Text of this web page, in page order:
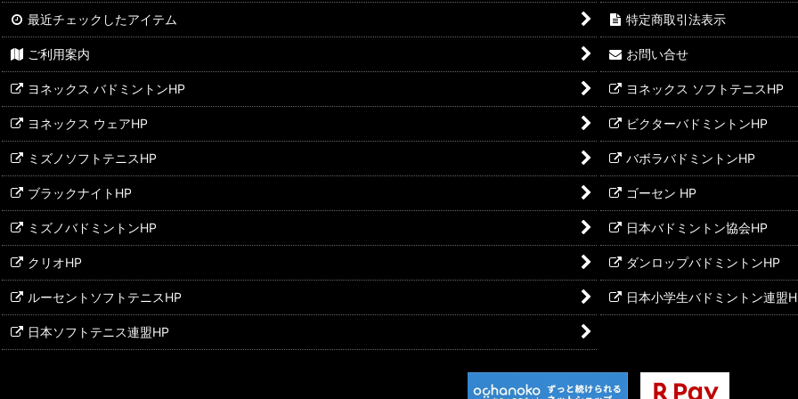
最近チェックしたアイテム 特定商取引法表示
ご利用案内 お問い合せ
ヨネックス バドミントンHP ヨネックス ソフトテニスHP
ヨネックス ウェアHP ビクターバドミントンHP
ミズノソフトテニスHP バボラバドミントンHP
ブラックナイトHP ゴーセン HP
ミズノバドミントンHP 日本バドミントン協会HP
クリオHP ダンロップバドミントンHP
ルーセントソフトテニスHP 日本小学生バドミントン連盟
日本ソフトテニス連盟HP